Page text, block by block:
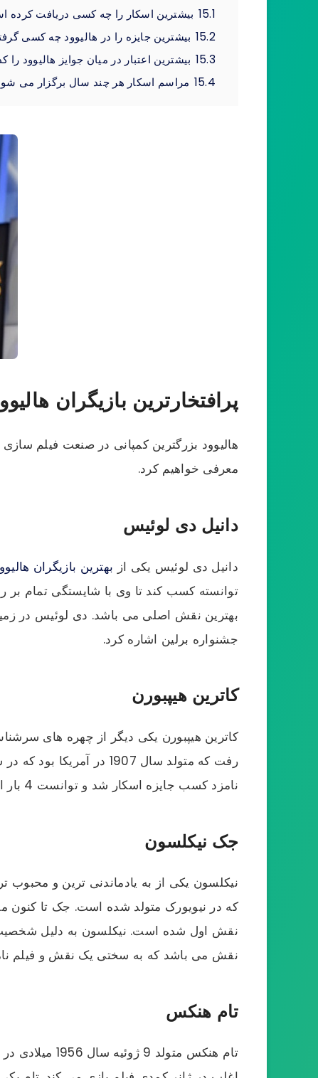
15.1 بیشترین اسکار را چه کسی دریافت کرده
15.2 بیشترین جایزه را در هالیوود چه کسی
15.3 بیشترین اعتبار در میان جوایز هالیوود را
15.4 مراسم اسکار هر چند سال برگزار می
پرافتخارترین بازیگران
هالیوود بزرگترین کمپانی در صنعت فیلم
معرفی خواهیم کرد.
دانیل دی لوئیس
دانیل دی لوئیس یکی از بهترین بازیگران
بهترین نقش اصلی می باشد. دی لوئیس در
جشنواره برلین اشاره کرد.
کاترین هیپبورن
کاترین هیپبورن یکی دیگر از چهره های
نامزد کسب جایزه اسکار شد و توانست 4 بار این عنوان مهم را کسب کند تا در جشنواره اسکار یکی از برترین و پرافتخارترین بازیگران به شمار برود.
جک نیکلسون
نقش اول شده است. نیکلسون به دلیل
نقش می باشد که به سختی یک نقش و فیلم
تام هنکس
تام هنکس